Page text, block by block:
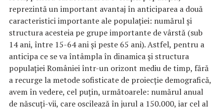
reprezintă un important avantaj în anticiparea a două
caracteristici importante ale populaţiei: numărul şi
structura acesteia pe grupe importante de vârstă (sub
14 ani, între 15-64 ani şi peste 65 ani). Astfel, pentru a
anticipa ce se va întâmpla în dinamica şi structura
populaţiei României într-un orizont mediu de timp, fără
a recurge la metode sofisticate de proiecţie demografică,
avem în vedere, cel puţin, următoarele: numărul anual
de născuţi-vii, care oscilează în jurul a 150.000, iar cel al